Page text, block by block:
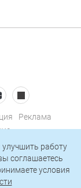
Реклама
работу
соглашаетесь
условия